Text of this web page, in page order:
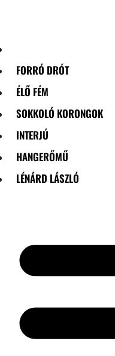
FORRÓ DRÓT
ÉLŐ FÉM
SOKKOLÓ KORONGOK
INTERJÚ
HANGERŐMŰ
LÉNÁRD LÁSZLÓ